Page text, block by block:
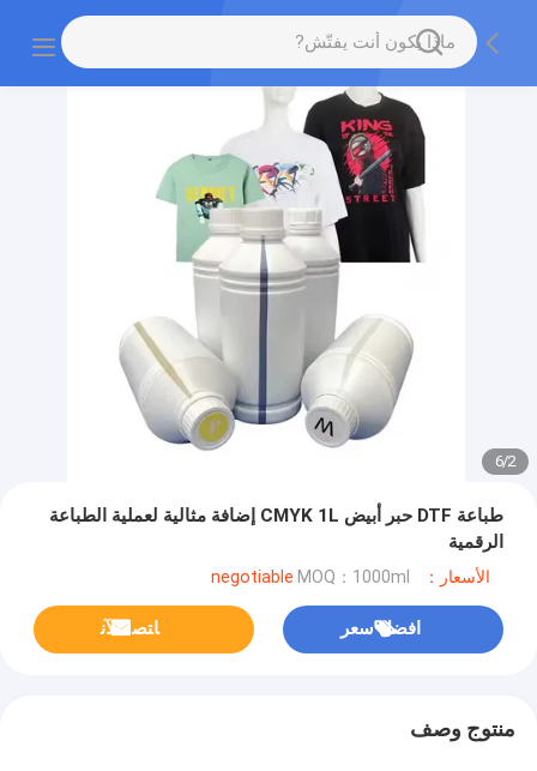
2
/
6
طباعة DTF حبر أبيض CMYK 1L إضافة مثالية لعملية الطباعة
الرقمية
الأسعار：negotiable MOQ：1000ml
افضل سعر ﺎﺘﺼﻟ ﺍﻶﻧ
منتوج وصف